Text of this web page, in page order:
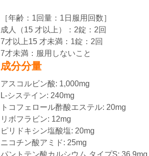
［年齢：1回量：1日服用回数］
成人（15 才以上）：2錠：2回
7才以上15 才未満：1錠：2回
7才未満：服用しないこと
成分分量
アスコルビン酸: 1,000mg
L-システイン: 240mg
トコフェロール酢酸エステル: 20mg
リボフラビン: 12mg
ピリドキシン塩酸塩: 20mg
ニコチン酸アミド: 25mg
パントテン酸カルシウム タイプS: 36.9mg